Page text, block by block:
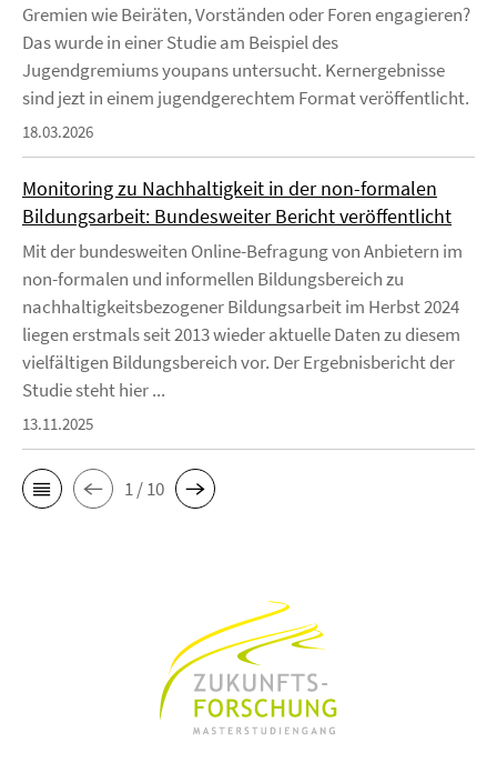
Gremien wie Beiräten, Vorständen oder Foren engagieren?
Das wurde in einer Studie am Beispiel des
Jugendgremiums youpans untersucht. Kernergebnisse
sind jezt in einem jugendgerechtem Format veröffentlicht.
18.03.2026
Monitoring zu Nachhaltigkeit in der non-formalen
Bildungsarbeit: Bundesweiter Bericht veröffentlicht
Mit der bundesweiten Online-Befragung von Anbietern im
non-formalen und informellen Bildungsbereich zu
nachhaltigkeitsbezogener Bildungsarbeit im Herbst 2024
liegen erstmals seit 2013 wieder aktuelle Daten zu diesem
vielfältigen Bildungsbereich vor. Der Ergebnisbericht der
Studie steht hier ...
13.11.2025
1 / 10